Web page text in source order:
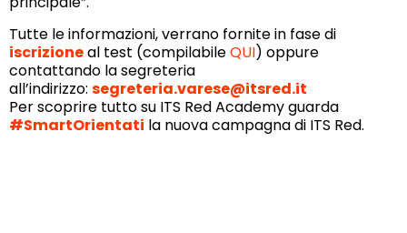
Tutte le informazioni, verrano fornite in fase di
iscrizioneal test (compilabileQUI) oppure
contattando la segreteria
all’indirizzo: segreteria.varese@itsred.it
Per scoprire tutto su ITS Red Academy guarda
#SmartOrientati la nuova campagna di ITS Red.